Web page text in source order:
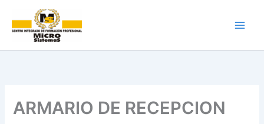
contenido
ARMARIO DE RECEPCION